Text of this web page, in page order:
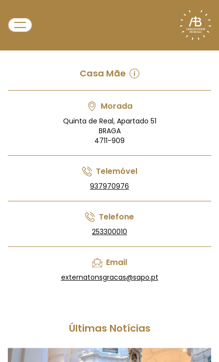
Casa Mãe
Morada
Quinta de Real, Apartado 51
BRAGA
4711-909
Telemóvel
937970976
Telefone
253300010
Email
externatonsgracas@sapo.pt
Últimas Notícias